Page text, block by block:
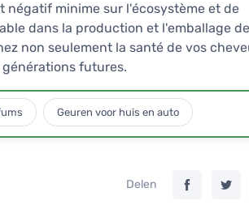
minime sur l'écosystème et de
dans la production et l'emballage
non seulement la santé de vos
futures.
Geuren voor huis en auto
Delen